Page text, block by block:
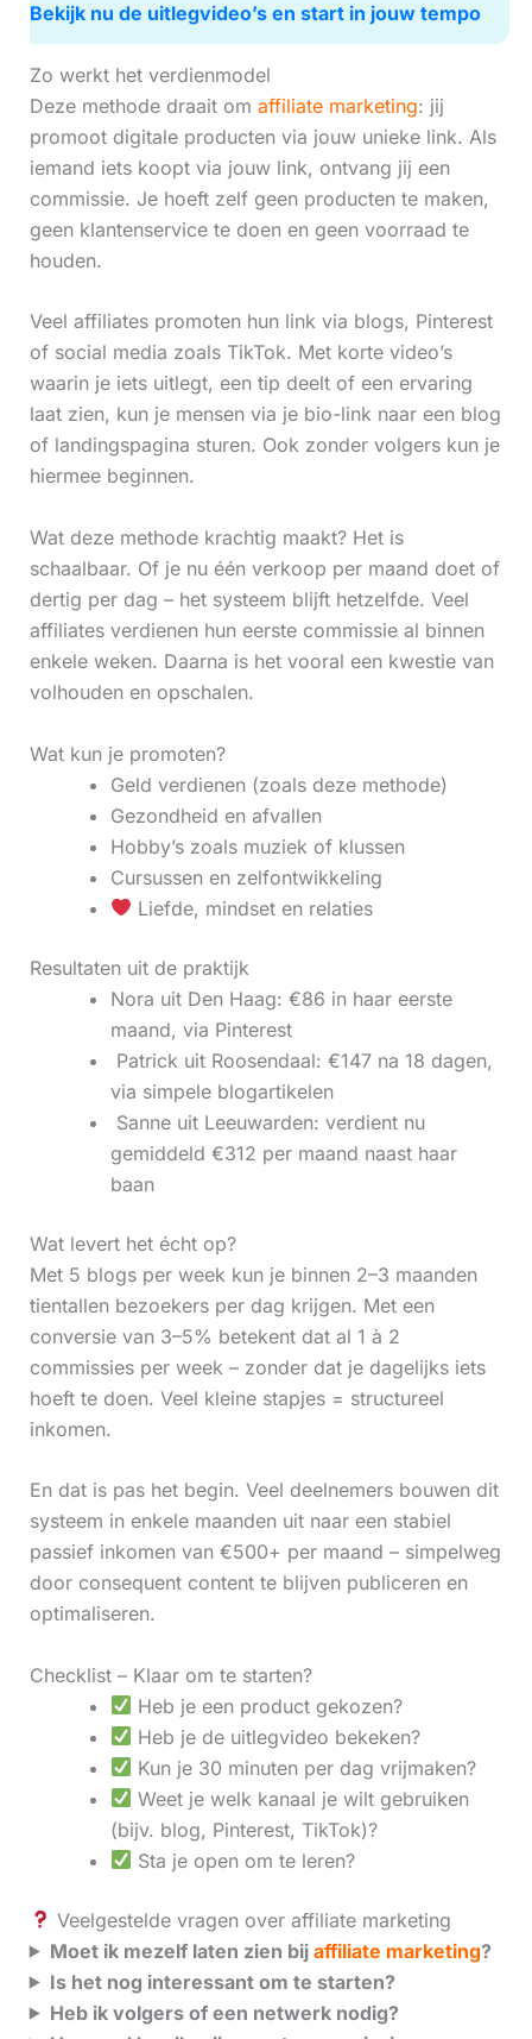
Bekijk nu de uitlegvideo’s en start in jouw tempo
Zo werkt het verdienmodel
Deze methode draait om affiliate marketing: jij
promoot digitale producten via jouw unieke link. Als
iemand iets koopt via jouw link, ontvang jij een
commissie. Je hoeft zelf geen producten te maken,
geen klantenservice te doen en geen voorraad te
houden.
Veel affiliates promoten hun link via blogs, Pinterest
of social media zoals TikTok. Met korte video’s
waarin je iets uitlegt, een tip deelt of een ervaring
laat zien, kun je mensen via je bio-link naar een blog
of landingspagina sturen. Ook zonder volgers kun je
hiermee beginnen.
Wat deze methode krachtig maakt? Het is
schaalbaar. Of je nu één verkoop per maand doet of
dertig per dag – het systeem blijft hetzelfde. Veel
affiliates verdienen hun eerste commissie al binnen
enkele weken. Daarna is het vooral een kwestie van
volhouden en opschalen.
Wat kun je promoten?
Geld verdienen (zoals deze methode)
Gezondheid en afvallen
Hobby’s zoals muziek of klussen
Cursussen en zelfontwikkeling
Liefde, mindset en relaties
Resultaten uit de praktijk
Nora uit Den Haag: €86 in haar eerste
maand, via Pinterest
‍ Patrick uit Roosendaal: €147 na 18 dagen,
via simpele blogartikelen
‍ Sanne uit Leeuwarden: verdient nu
gemiddeld €312 per maand naast haar
baan
Wat levert het écht op?
Met 5 blogs per week kun je binnen 2–3 maanden
tientallen bezoekers per dag krijgen. Met een
conversie van 3–5% betekent dat al 1 à 2
commissies per week – zonder dat je dagelijks iets
hoeft te doen. Veel kleine stapjes = structureel
inkomen.
En dat is pas het begin. Veel deelnemers bouwen dit
systeem in enkele maanden uit naar een stabiel
passief inkomen van €500+ per maand – simpelweg
door consequent content te blijven publiceren en
optimaliseren.
Checklist – Klaar om te starten?
Heb je een product gekozen?
Heb je de uitlegvideo bekeken?
Kun je 30 minuten per dag vrijmaken?
Weet je welk kanaal je wilt gebruiken
(bijv. blog, Pinterest, TikTok)?
Sta je open om te leren?
Veelgestelde vragen over affiliate marketing
Moet ik mezelf laten zien bij affiliate marketing?
Is het nog interessant om te starten?
Heb ik volgers of een netwerk nodig?